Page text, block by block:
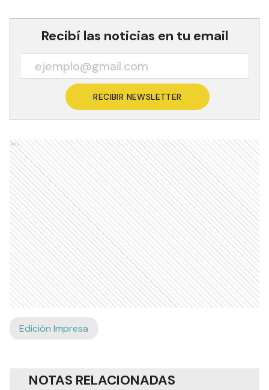
Recibí las noticias en tu email
RECIBIR NEWSLETTER
Ads
Edición Impresa
NOTAS RELACIONADAS